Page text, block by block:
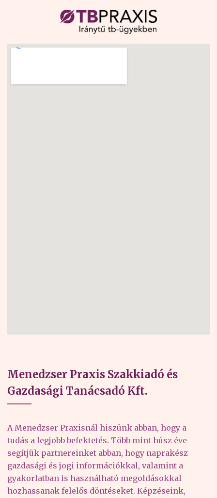
Menedzser Praxis Szakkiadó és
Gazdasági Tanácsadó Kft.
A Menedzser Praxisnál hiszünk abban, hogy a
tudás a legjobb befektetés. Több mint húsz éve
segítjük partnereinket abban, hogy naprakész
gazdasági és jogi információkkal, valamint a
gyakorlatban is használható megoldásokkal
hozhassanak felelős döntéseket. Képzéseink,